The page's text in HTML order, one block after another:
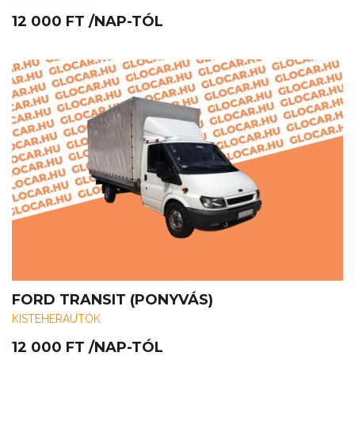
12 000 FT /NAP-TÓL
FORD TRANSIT (PONYVÁS)
KISTEHERAUTÓK
12 000 FT /NAP-TÓL